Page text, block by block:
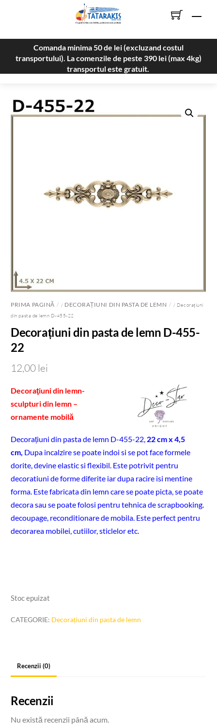
Comanda minima 50 de lei (excluzand costul
transportului). La comenzile de peste 390 lei (max 4kg)
transportul este gratuit.
PRIMA PAGINĂ / DECORAȚIUNI DIN PASTA DE LEMN
/ Decorațiuni
din pasta de lemn D-455-22
Decorațiuni din pasta de lemn D-455-
22
12,00 lei
Decoraţiuni din lemn-
sculpturi din lemn –
ornamente mobilă
Decorațiuni din pasta de lemn D-455-22, 22 cm x 4,5
cm, Dupa incalzire se poate indoi si se pot face formele
dorite, devine elastic si flexibil. Este potrivit pentru
decoratiuni de forme diferite iar dupa racire isi mentine
forma. Este fabricata din lemn care se poate picta, se poate
decora sau se poate folosi pentru tehnica de scrapbooking.
decoupage, reconditionare de mobila. Este perfect pentru
decorarea mobilei, cutiilor, sticlelor etc.
Stoc epuizat
CATEGORIE: Decorațiuni din pasta de lemn
Recenzii (0)
Recenzii
Nu există recenzii până acum.